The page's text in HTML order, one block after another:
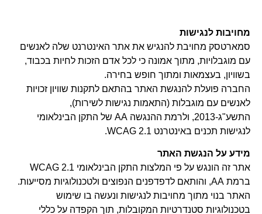
מחויבות לנגישות
סמארטסק מחויבת להנגיש את אתר האינטרנט שלה לאנשים
עם מוגבלויות, מתוך אמונה כי לכל אדם הזכות לחיות בכבוד,
בשוויון, בעצמאות ומתוך חופש בחירה.
החברה פועלת להנגשת האתר בהתאם לתקנות שוויון זכויות
לאנשים עם מוגבלות (התאמות נגישות לשירות),
התשע"ג-2013, ולרמת ההנגשה AA של התקן הבינלאומי
לנגישות תכנים באינטרנט WCAG 2.1.
מידע על הנגשת האתר
אתר זה הונגש על פי המלצות התקן הבינלאומי WCAG 2.1
ברמת AA, והותאם לדפדפנים הנפוצים ולטכנולוגיות מסייעות.
האתר בנוי מתוך מחויבות לנגישות ונעשה בו שימוש
בטכנולוגיות סטנדרטיות המקובלות, תוך הקפדה על כללי